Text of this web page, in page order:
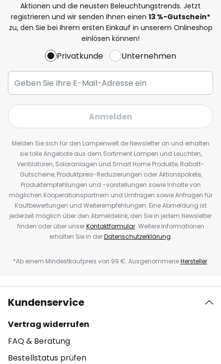
Aktionen und die neusten Beleuchtungstrends. Jetzt
registrieren und wir senden Ihnen einen 13 %-Gutschein*
zu, den Sie bei Ihrem ersten Einkauf in unserem Onlineshop
einlösen können!
Privatkunde Unternehmen
Anmelden
Melden Sie sich für den Lampenwelt.de Newsletter an und erhalten
sie tolle Angebote aus dem Sortiment Lampen und Leuchten,
Ventilatoren, Solaranlagen und Smart Home Produkte, Rabatt-
Gutscheine, Produktpreis-Reduzierungen oder Aktionspakete,
Produktempfehlungen und -vorstellungen sowie Inhalte von
möglichen Kooperationspartnern und Umfragen sowie Anfragen für
Kaufbewertungen und Weiterempfehlungen. Eine Abmeldung ist
jederzeit möglich über den Abmeldelink, den Sie in jedem Newsletter
finden oder über unserKontaktformular. Weitere Informationen
erhalten Sie in derDatenschutzerklärung.
*Ab einem Mindestkaufpreis von 99 €. AusgenommeneHersteller.
Kundenservice
Vertrag widerrufen
FAQ & Beratung
Bestellstatus prüfen